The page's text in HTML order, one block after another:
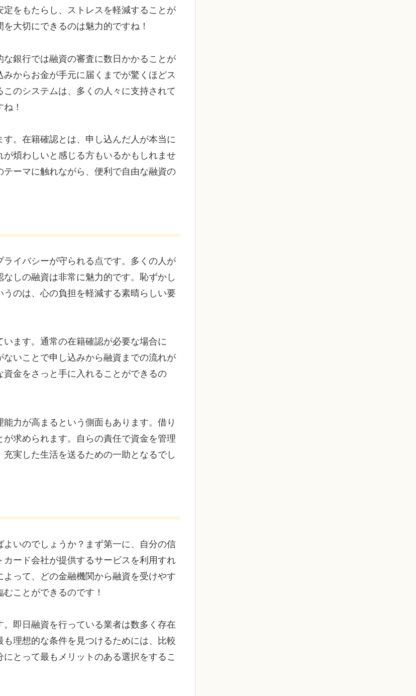
をもたらし、ストレスを軽減することが
大切にできるのは魅力的ですね！
銀行では融資の審査に数日かかることが
からお金が手元に届くまでが驚くほどス
のシステムは、多くの人々に支持されて
！
。在籍確認とは、申し込んだ人が本当に
煩わしいと感じる方もいるかもしれませ
ーマに触れながら、便利で自由な融資の
イバシーが守られる点です。多くの人が
しの融資は非常に魅力的です。恥ずかし
のは、心の負担を軽減する素晴らしい要
ます。通常の在籍確認が必要な場合に
いことで申し込みから融資までの流れが
金をさっと手に入れることができるの
力が高まるという側面もあります。借り
求められます。自らの責任で資金を管理
実した生活を送るための一助となるでし
いのでしょうか？まず第一に、自分の信
ード会社が提供するサービスを利用すれ
って、どの金融機関から融資を受けやす
ことができるのです！
即日融資を行っている業者は数多く存在
理想的な条件を見つけるためには、比較
とって最もメリットのある選択をするこ